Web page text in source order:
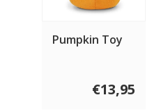
Pumpkin Toy
€13,95